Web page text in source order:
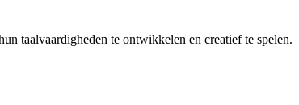
taalvaardigheden te ontwikkelen en creatief te spelen.